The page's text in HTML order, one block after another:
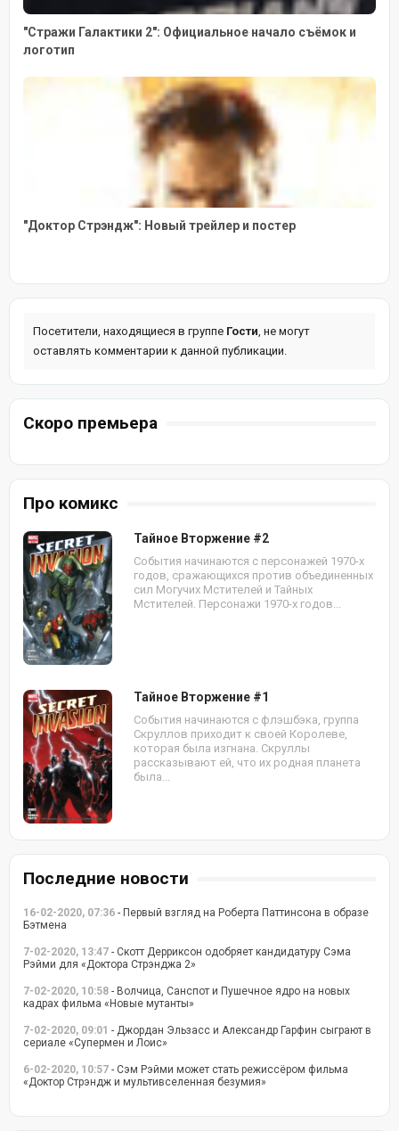
"Стражи Галактики 2": Официальное начало съёмок и
логотип
"Доктор Стрэндж": Новый трейлер и постер
Посетители, находящиеся в группе Гости, не могут
оставлять комментарии к данной публикации.
Скоро премьера
Про комикс
Тайное Вторжение #2
События начинаются с персонажей 1970-х
годов, сражающихся против объединенных
сил Могучих Мстителей и Тайных
Мстителей. Персонажи 1970-х годов...
Тайное Вторжение #1
События начинаются с флэшбэка, группа
Скруллов приходит к своей Королеве,
которая была изгнана. Скруллы
рассказывают ей, что их родная планета
была...
Последние новости
16-02-2020, 07:36 - Первый взгляд на Роберта Паттинсона в образе
Бэтмена
7-02-2020, 13:47 - Скотт Дерриксон одобряет кандидатуру Сэма
Рэйми для «Доктора Стрэнджа 2»
7-02-2020, 10:58 - Волчица, Санспот и Пушечное ядро на новых
кадрах фильма «Новые мутанты»
7-02-2020, 09:01 - Джордан Эльзасс и Александр Гарфин сыграют в
сериале «Супермен и Лоис»
6-02-2020, 10:57 - Сэм Рэйми может стать режиссёром фильма
«Доктор Стрэндж и мультивселенная безумия»